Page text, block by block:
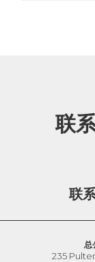
联
联
总
235